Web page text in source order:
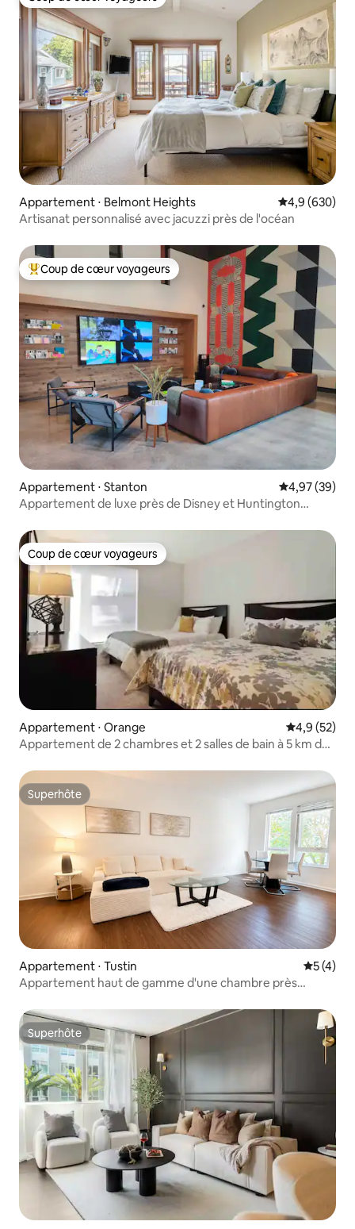
Coup de cœur voyageurs
Appartement ⋅ Belmont Heights Évaluation
4,9 (630)
Artisanat personnalisé avec jacuzzi près de l'océan
Coups de cœur voyageurs les plus appréciés
Coup de cœur voyageurs
Appartement ⋅ Stanton Évaluation
4,97 (39)
Appartement de luxe près de Disney et Huntington
Coup de cœur voyageurs
Coup de cœur voyageurs
Appartement ⋅ Orange Évaluation
4,9 (52)
Appartement de 2 chambres et 2 salles de bain à 5 km de
Superhôte
Superhôte
Appartement ⋅ Tustin
5 (4)
Appartement haut de gamme d'une chambre près
Superhôte
Superhôte